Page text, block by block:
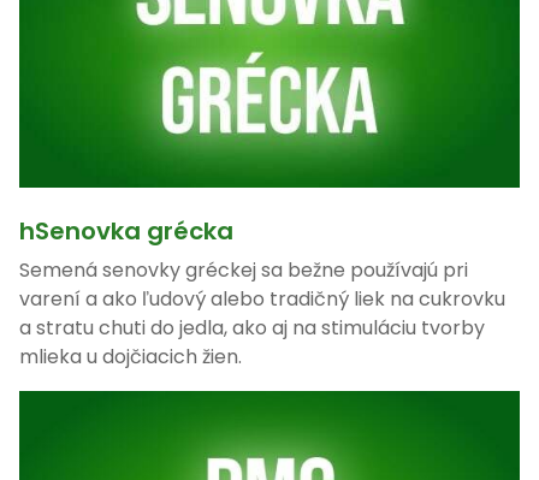
hSenovka grécka
Semená senovky gréckej sa bežne používajú pri
varení a ako ľudový alebo tradičný liek na cukrovku
a stratu chuti do jedla, ako aj na stimuláciu tvorby
mlieka u dojčiacich žien.